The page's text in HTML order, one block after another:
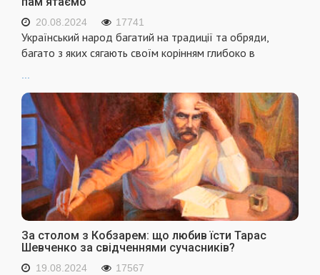
20.08.2024 17741
Український народ багатий на традиції та обряди,
багато з яких сягають своїм корінням глибоко в
За столом з Кобзарем: що любив їсти Тарас
Шевченко за свідченнями сучасників?
19.08.2024 17567